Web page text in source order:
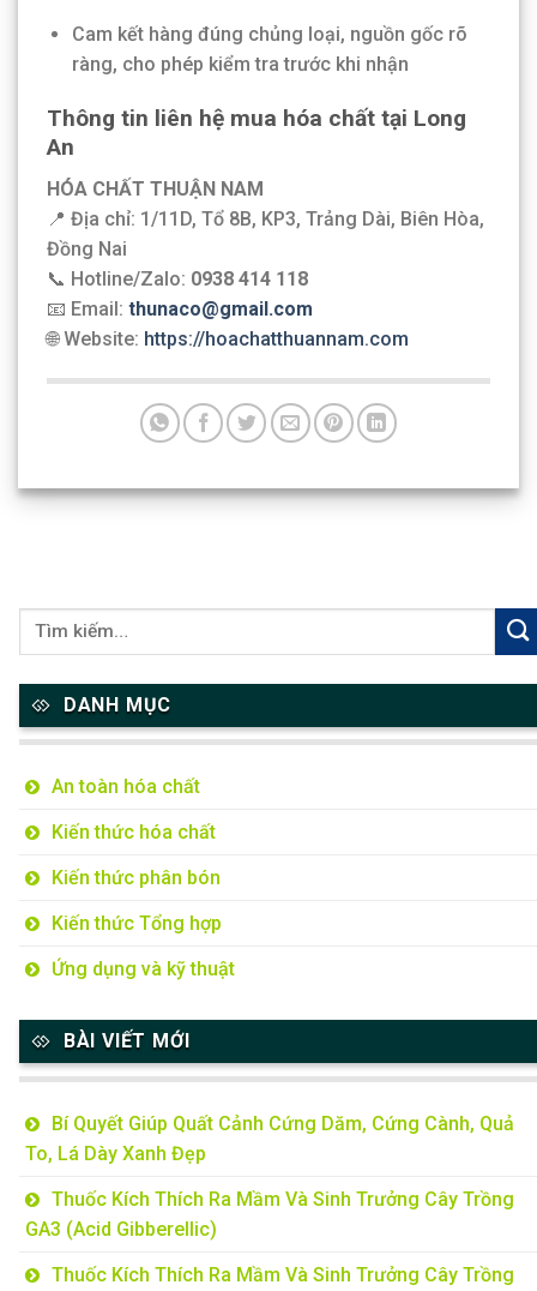
Cam kết hàng đúng chủng loại, nguồn gốc rõ
ràng, cho phép kiểm tra trước khi nhận
Thông tin liên hệ mua hóa chất tại Long
An
HÓA CHẤT THUẬN NAM
📍 Địa chỉ: 1/11D, Tổ 8B, KP3, Trảng Dài, Biên Hòa,
Đồng Nai
📞 Hotline/Zalo: 0938 414 118
📧 Email: thunaco@gmail.com
🌐 Website: https://hoachatthuannam.com
DANH MỤC
An toàn hóa chất
Kiến thức hóa chất
Kiến thức phân bón
Kiến thức Tổng hợp
Ứng dụng và kỹ thuật
BÀI VIẾT MỚI
Bí Quyết Giúp Quất Cảnh Cứng Dăm, Cứng Cành, Quả
To, Lá Dày Xanh Đẹp
Thuốc Kích Thích Ra Mầm Và Sinh Trưởng Cây Trồng
GA3 (Acid Gibberellic)
Thuốc Kích Thích Ra Mầm Và Sinh Trưởng Cây Trồng